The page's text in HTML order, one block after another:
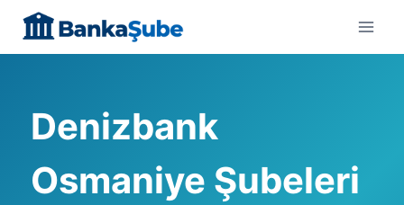
content
Denizbank
Osmaniye Şubeleri